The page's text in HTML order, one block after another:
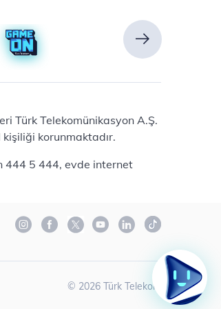
Türk Telekomünikasyon A.Ş.
korunmaktadır.
444 5 444, evde internet
© 2026 Türk Telekom